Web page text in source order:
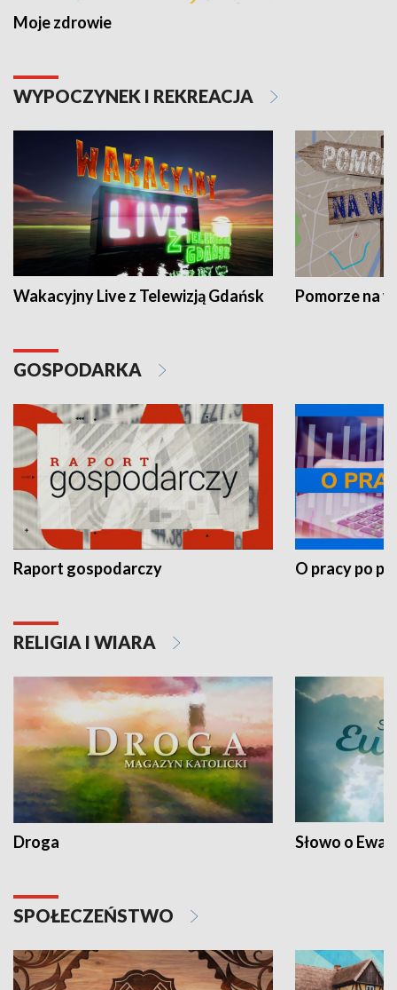
Moje zdrowie
WYPOCZYNEK I REKREACJA
Wakacyjny Live z Telewizją Gdańsk Pomorze na
GOSPODARKA
Raport gospodarczy O pracy po
RELIGIA I WIARA
Droga Słowo o
SPOŁECZEŃSTWO